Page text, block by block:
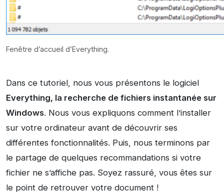
Fenêtre d’accueil d’Everything.
Dans ce tutoriel, nous vous présentons le logiciel
Everything, la recherche de fichiers instantanée sur
Windows. Nous vous expliquons comment l’installer
sur votre ordinateur avant de découvrir ses
différentes fonctionnalités. Puis, nous terminons par
le partage de quelques recommandations si votre
fichier ne s’affiche pas. Soyez rassuré, vous êtes sur
le point de retrouver votre document !